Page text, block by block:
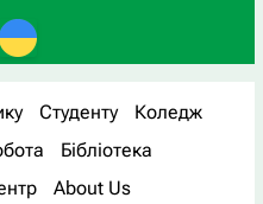
Студенту
Коледж
Бібліотека
About Us